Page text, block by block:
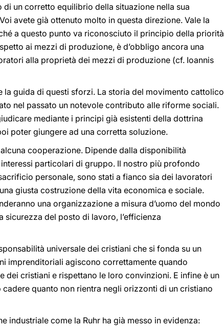
un corretto equilibrio della situazione nella sua
avete già ottenuto molto in questa direzione. Vale la
a questo punto va riconosciuto il principio della priorità
ai mezzi di produzione, è d’obbligo ancora una
alla proprietà dei mezzi di produzione (cf. Ioannis
guida di questi sforzi. La storia del movimento cattolico
nel passato un notevole contributo alle riforme sociali.
mediante i principi già esistenti della dottrina
poter giungere ad una corretta soluzione.
cooperazione. Dipende dalla disponibilità
particolari di gruppo. Il nostro più profondo
personale, sono stati a fianco sia dei lavoratori
giusta costruzione della vita economica e sociale.
una organizzazione a misura d’uomo del mondo
del posto di lavoro, l’efficienza
universale dei cristiani che si fonda su un
imprenditoriali agiscono correttamente quando
cristiani e rispettano le loro convinzioni. E infine è un
quanto non rientra negli orizzonti di un cristiano
industriale come la Ruhr ha già messo in evidenza: